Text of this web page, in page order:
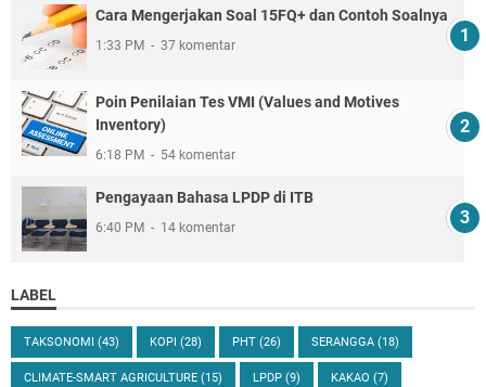
Cara Mengerjakan Soal 15FQ+ dan Contoh Soalnya
1:33 PM 37 komentar
Poin Penilaian Tes VMI (Values and Motives
Inventory)
6:18 PM 54 komentar
Pengayaan Bahasa LPDP di ITB
6:40 PM 14 komentar
LABEL
TAKSONOMI (43) KOPI (28) PHT (26) SERANGGA (18)
CLIMATE-SMART AGRICULTURE (15) LPDP (9) KAKAO (7)